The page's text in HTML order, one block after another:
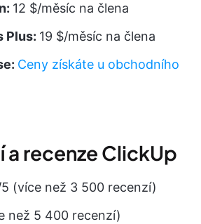
12 $/měsíc na člena
Plus: 19 $/měsíc na člena
Ceny získáte u obchodního
a recenze ClickUp
(více než 3 500 recenzí)
než 5 400 recenzí)